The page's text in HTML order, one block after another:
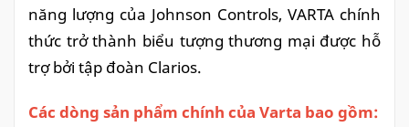
năng lượng của Johnson Controls, VARTA chính
thức trở thành biểu tượng thương mại được hỗ
trợ bởi tập đoàn Clarios.
Các dòng sản phẩm chính của Varta bao gồm: